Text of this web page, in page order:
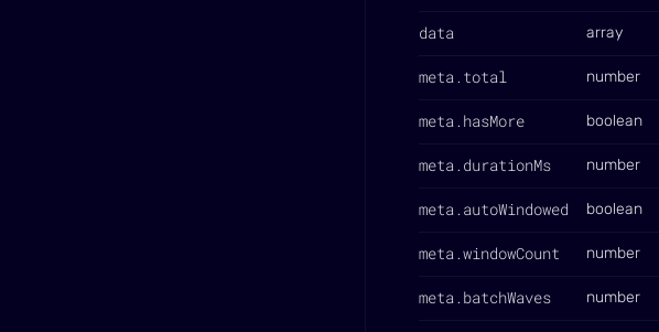
data array
meta.total number
meta.hasMore boolean
meta.durationMs number
meta.autoWindowed boolean
meta.windowCount number
meta.batchWaves number